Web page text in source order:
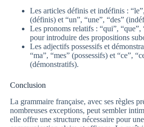
Les articles définis et indéfinis :
(définis) et “un”, “une”, “des”
Les pronoms relatifs : “qui”, “que”,
pour introduire des propositions
Les adjectifs possessifs et
“ma”, “mes” (possessifs) et “ce”,
(démonstratifs).
Conclusion
La grammaire française, avec ses règles
nombreuses exceptions, peut sembler
elle offre une structure nécessaire pour une